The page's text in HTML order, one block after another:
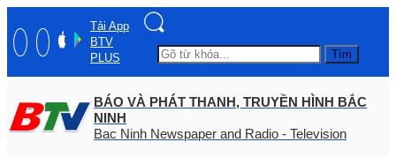
Tải App
BTV
PLUS
Tìm
BÁO VÀ PHÁT THANH, TRUYỀN HÌNH BẮC
NINH
Bac Ninh Newspaper and Radio - Television